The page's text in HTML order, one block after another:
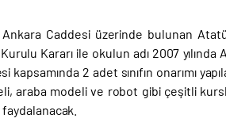
Caddesi üzerinde bulunan
Kararı ile okulun adı 2007 yılında
kapsamında 2 adet sınıfın onarımı
araba modeli ve robot gibi çeşitli